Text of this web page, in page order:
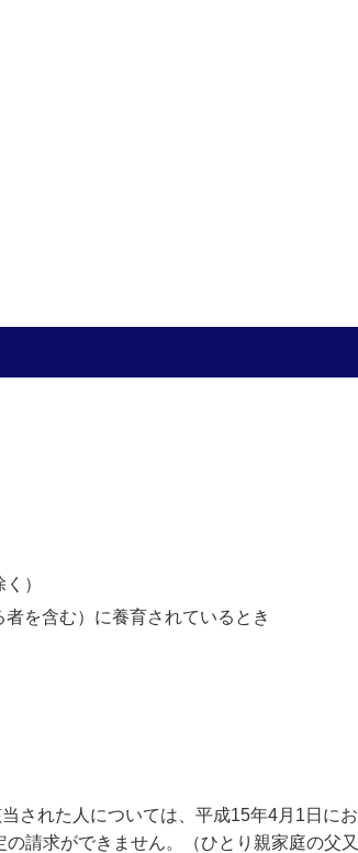
）
を含む）に養育されているとき
された人については、平成15年4月1日にお
請求ができません。（ひとり親家庭の父又